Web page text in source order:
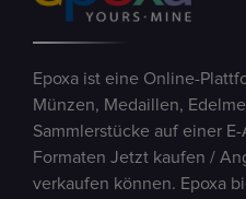
Epoxa ist eine Online-
Münzen, Medaillen,
Sammlerstücke auf einer
Formaten Jetzt kaufen /
verkaufen können. Epoxa